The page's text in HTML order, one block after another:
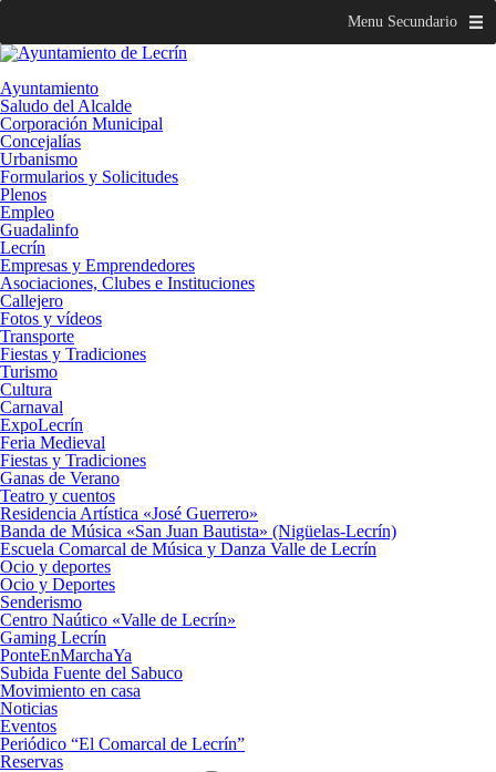
Menu Secundario
Ayuntamiento
Saludo del Alcalde
Corporación Municipal
Concejalías
Urbanismo
Formularios y Solicitudes
Plenos
Empleo
Guadalinfo
Lecrín
Empresas y Emprendedores
Asociaciones, Clubes e Instituciones
Callejero
Fotos y vídeos
Transporte
Fiestas y Tradiciones
Turismo
Cultura
Carnaval
ExpoLecrín
Feria Medieval
Fiestas y Tradiciones
Ganas de Verano
Teatro y cuentos
Residencia Artística «José Guerrero»
Banda de Música «San Juan Bautista» (Nigüelas-Lecrín)
Escuela Comarcal de Música y Danza Valle de Lecrín
Ocio y deportes
Ocio y Deportes
Senderismo
Centro Naútico «Valle de Lecrín»
Gaming Lecrín
PonteEnMarchaYa
Subida Fuente del Sabuco
Movimiento en casa
Noticias
Eventos
Periódico “El Comarcal de Lecrín”
Reservas